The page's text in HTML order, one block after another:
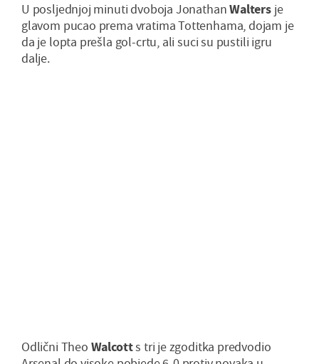
U posljednjoj minuti dvoboja JonathanWalters je
glavom pucao prema vratima Tottenhama, dojam je
da je lopta prešla gol-crtu, ali suci su pustili igru
dalje.
Odlični Theo Walcotts tri je zgoditka predvodio